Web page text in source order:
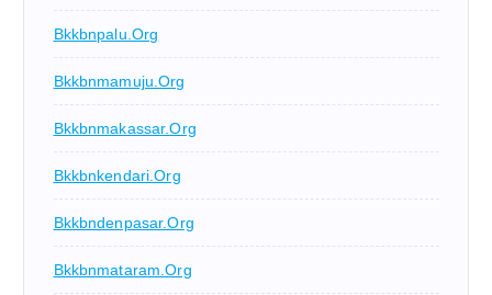
Bkkbnpalu.org
Bkkbnmamuju.org
Bkkbnmakassar.org
Bkkbnkendari.org
Bkkbndenpasar.org
Bkkbnmataram.org